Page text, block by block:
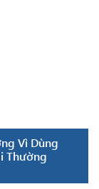
Vì Dùng
Thường